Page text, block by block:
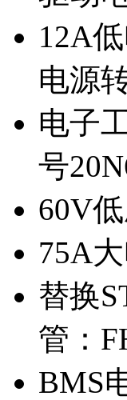
12A
电源
电子
号
60V
75A
替换
管：
BMS